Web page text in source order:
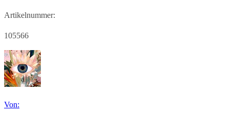
Artikelnummer:
105566
Von: